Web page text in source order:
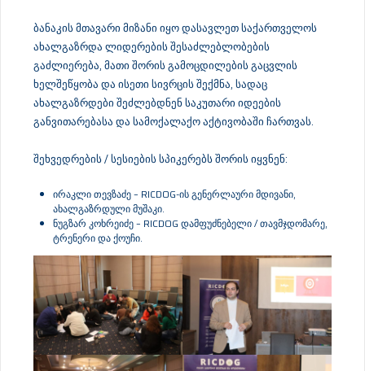
ბანაკის მთავარი მიზანი იყო დასავლეთ საქართველოს
ახალგაზრდა ლიდერების შესაძლებლობების
გაძლიერება, მათი შორის გამოცდილების გაცვლის
ხელშეწყობა და ისეთი სივრცის შექმნა, სადაც
ახალგაზრდები შეძლებდნენ საკუთარი იდეების
განვითარებასა და სამოქალაქო აქტივობაში ჩართვას.
შეხვედრების / სესიების სპიკერებს შორის იყვნენ:
ირაკლი თევზაძე – RICDOG-ის გენერლაური მდივანი,
ახალგაზრდული მუშაკი.
ნუგზარ კოხრეიძე – RICDOG დამფუძნებელი / თავმჯდომარე,
ტრენერი და ქოუჩი.